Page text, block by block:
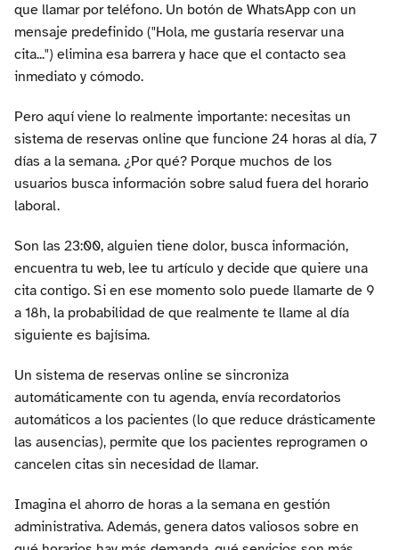
que llamar por teléfono. Un botón de WhatsApp con un
mensaje predefinido ("Hola, me gustaría reservar una
cita...") elimina esa barrera y hace que el contacto sea
inmediato y cómodo.
Pero aquí viene lo realmente importante: necesitas un
sistema de reservas online que funcione 24 horas al día, 7
días a la semana. ¿Por qué? Porque muchos de los
usuarios busca información sobre salud fuera del horario
laboral.
Son las 23:00, alguien tiene dolor, busca información,
encuentra tu web, lee tu artículo y decide que quiere una
cita contigo. Si en ese momento solo puede llamarte de 9
a 18h, la probabilidad de que realmente te llame al día
siguiente es bajísima.
Un sistema de reservas online se sincroniza
automáticamente con tu agenda, envía recordatorios
automáticos a los pacientes (lo que reduce drásticamente
las ausencias), permite que los pacientes reprogramen o
cancelen citas sin necesidad de llamar.
Imagina el ahorro de horas a la semana en gestión
administrativa. Además, genera datos valiosos sobre en